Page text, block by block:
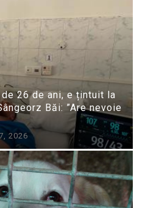
26 de ani, e țintuit la
Băi: ”Are nevoie
2026